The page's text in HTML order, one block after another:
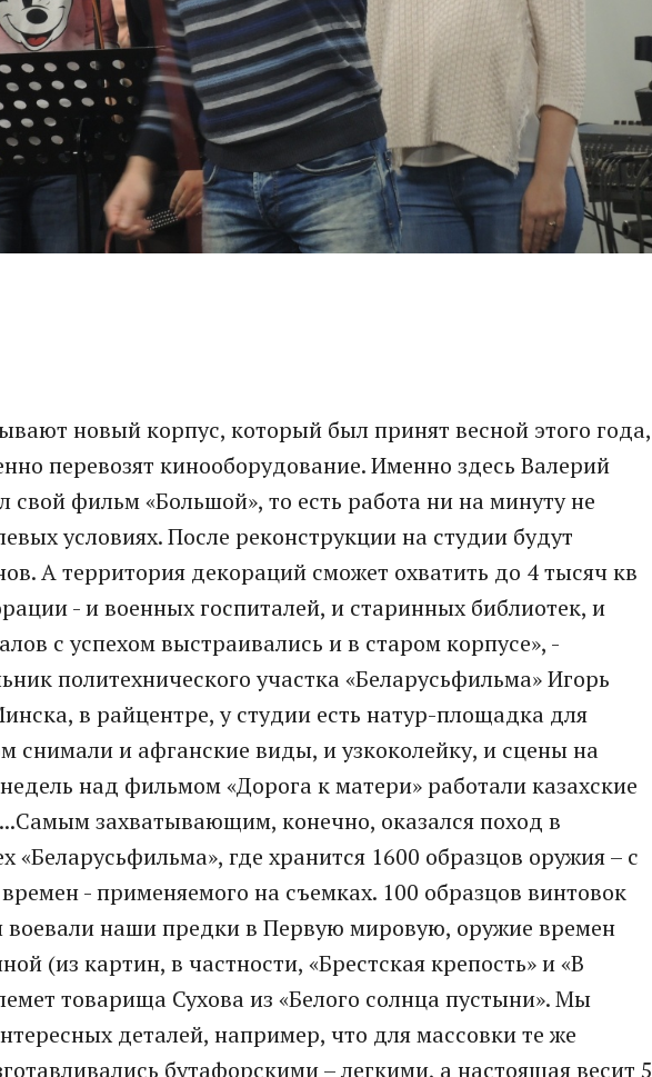
новый корпус, который был принят весной этого года,
перевозят кинооборудование. Именно здесь Валерий
свой фильм «Большой», то есть работа ни на минуту не
условиях. После реконструкции на студии будут
А территория декораций сможет охватить до 4 тысяч кв
- и военных госпиталей, и старинных библиотек, и
с успехом выстраивались и в старом корпусе», -
политехнического участка «Беларусьфильма» Игорь
в райцентре, у студии есть натур-площадка для
снимали и афганские виды, и узкоколейку, и сцены на
над фильмом «Дорога к матери» работали казахские
захватывающим, конечно, оказался поход в
«Беларусьфильма», где хранится 1600 образцов оружия – с
-​ применяемого на съемках. 100 образцов винтовок
наши предки в Первую мировую, оружие времен
​(​из картин, в частности, «Брестская крепость» и «В
товарища Сухова из «Белого солнца пустыни». Мы
деталей, например, что для массовки те же
бутафорскими – легкими, а настоящая весит 5